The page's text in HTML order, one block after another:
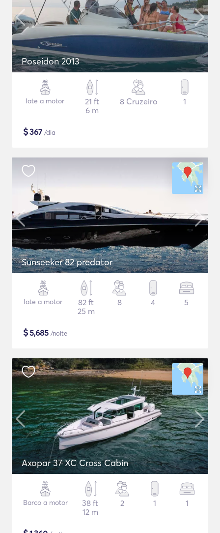
Poseidon 2013
Iate a motor
21 ft
6 m
8 Cruzeiro 1
$367 /dia
Sunseeker 82 predator
Iate a motor
82 ft
25 m
8 4 5
$5,685 /noite
Axopar 37 XC Cross Cabin
Barco a motor
38 ft
12 m
2 1 1